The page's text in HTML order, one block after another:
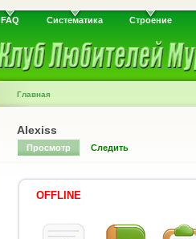
FAQ Систематика Строение
Главная
Alexiss
Просмотр Следить
OFFLINE